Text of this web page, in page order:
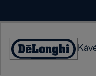
Accessibility